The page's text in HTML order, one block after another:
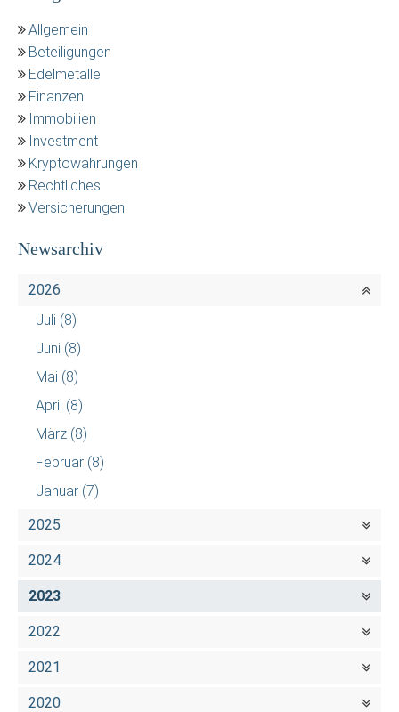
Allgemein
Beteiligungen
Edelmetalle
Finanzen
Immobilien
Investment
Kryptowährungen
Rechtliches
Versicherungen
Newsarchiv
2026
Juli (8)
Juni (8)
Mai (8)
April (8)
März (8)
Februar (8)
Januar (7)
2025
2024
2023
2022
2021
2020